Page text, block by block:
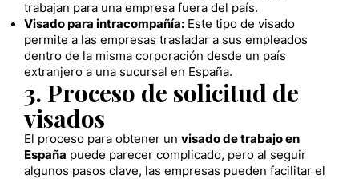
trabajan para una empresa fuera del país.
Visado para intracompañía: Este tipo de visado
permite a las empresas trasladar a sus empleados
dentro de la misma corporación desde un país
extranjero a una sucursal en España.
3. Proceso de solicitud de
visados
El proceso para obtener un visado de trabajo en
España puede parecer complicado, pero al seguir
algunos pasos clave, las empresas pueden facilitar el